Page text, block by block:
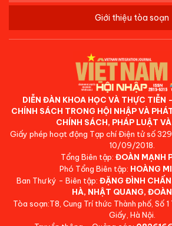
Giới thiệu tòa soạn
DIỄN ĐÀN KHOA HỌC VÀ THỰC TIỄN
CHÍNH SÁCH TRONG HỘI NHẬP VÀ
CHÍNH SÁCH, PHÁP LUẬT
Giấy phép hoạt động Tạp chí Điện tử số
10/09/2018.
Tổng Biên tập: ĐOÀN MẠNH
Phó Tổng Biên tập: HOÀNG
Ban Thư ký - Biên tập: ĐẶNG ĐÌNH
HÀ, NHẬT QUANG, ĐOÀN
Tòa soạn:T8, Cung Trí thức Thành phố, Số
Giấy, Hà Nội.